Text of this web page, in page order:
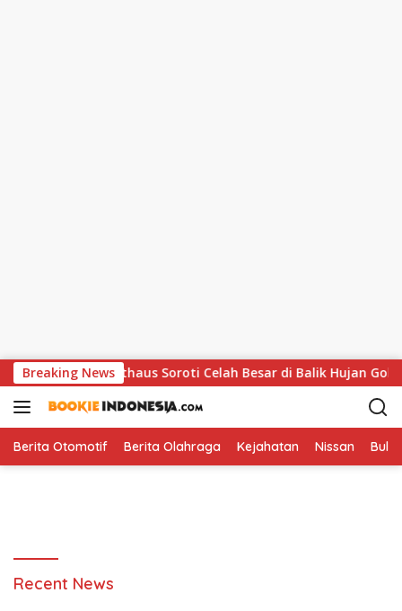
k
p
o
Breaking News
Lothar Matthaus Soroti Celah Besar di Balik Hujan Gol
Berita Otomotif Berita Olahraga Kejahatan Nissan
o
Recent News